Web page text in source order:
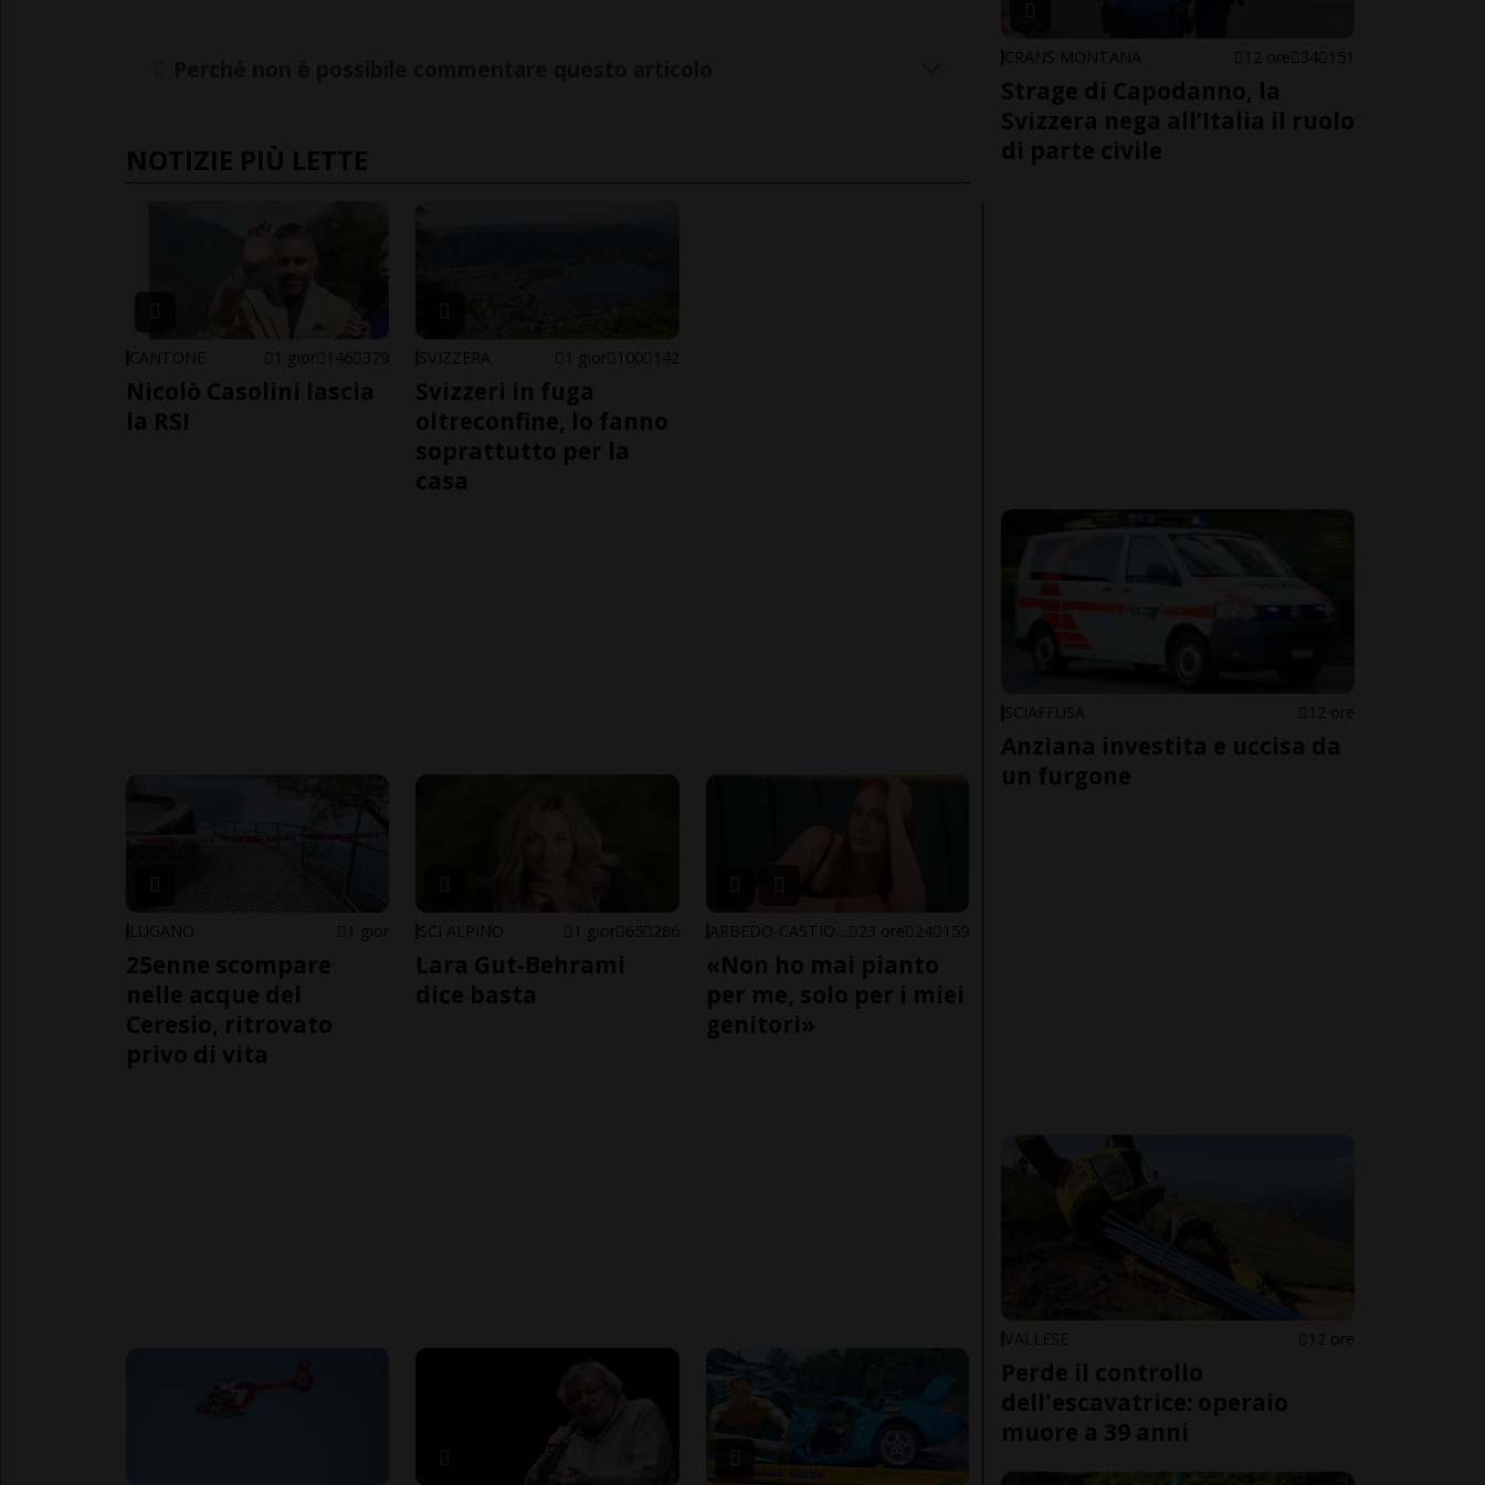
NOTIZIE PIÙ LETTE
CANTONE 1 gior 146 379
Nicolò Casolini lascia
la RSI
SVIZZERA 1 gior 100 142
Svizzeri in fuga
oltreconfine, lo fanno
soprattutto per la
casa
LUGANO 1 gior
25enne scompare
nelle acque del
Ceresio, ritrovato
privo di vita
SCI ALPINO 1 gior 65 286
Lara Gut-Behrami
dice basta
23 ore 24 159
«Non ho mai pianto
per me, solo per i miei
genitori»
CRANS MONTANA 12 ore 34 151
Strage di Capodanno, la
Svizzera nega all’Italia il ruolo
di parte civile
SCIAFFUSA 12 ore
Anziana investita e uccisa da
un furgone
VALLESE 12 ore
Perde il controllo
dell'escavatrice: operaio
muore a 39 anni